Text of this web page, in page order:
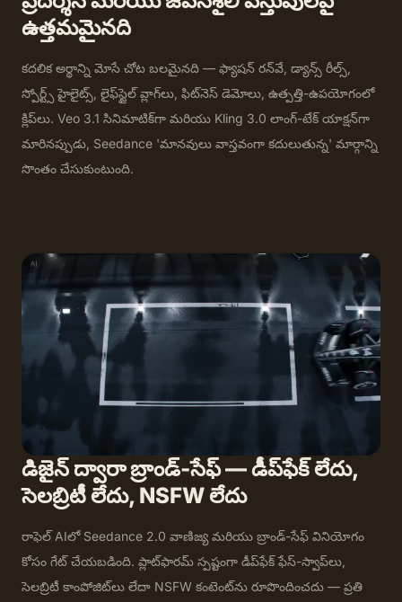
ఉత్తమమైనది
కదలిక అర్థాన్ని మోసే చోట బలమైనది — ఫ్యాషన్ రన్‌వే, డ్యాన్స్ రీల్స్,
స్పోర్ట్స్ హైలైట్స్, లైఫ్‌స్టైల్ వ్లాగ్‌లు, ఫిట్‌నెస్ డెమోలు, ఉత్పత్తి-ఉపయోగంలో
క్లిప్‌లు. Veo 3.1 సినిమాటిక్‌గా మరియు Kling 3.0 లాంగ్-టేక్ యాక్షన్‌గా
మారినప్పుడు, Seedance 'మానవులు వాస్తవంగా కదులుతున్న' మార్గాన్ని
సొంతం చేసుకుంటుంది.
డిజైన్ ద్వారా బ్రాండ్-సేఫ్ — డీప్‌ఫేక్ లేదు,
సెలబ్రిటీ లేదు, NSFW లేదు
రాఫెల్ AIలో Seedance 2.0 వాణిజ్య మరియు బ్రాండ్-సేఫ్ వినియోగం
కోసం గేట్ చేయబడింది. ప్లాట్‌ఫారమ్ స్పష్టంగా డీప్‌ఫేక్ ఫేస్-స్వాప్‌లు,
సెలబ్రిటీ కాంపోజిట్‌లు లేదా NSFW కంటెంట్‌ను రూపొందించదు — ప్రతి